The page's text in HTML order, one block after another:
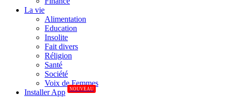
La vie
Alimentation
Education
Insolite
Fait divers
Réligion
Santé
Société
Voix de Femmes
Installer App
NOUVEAU